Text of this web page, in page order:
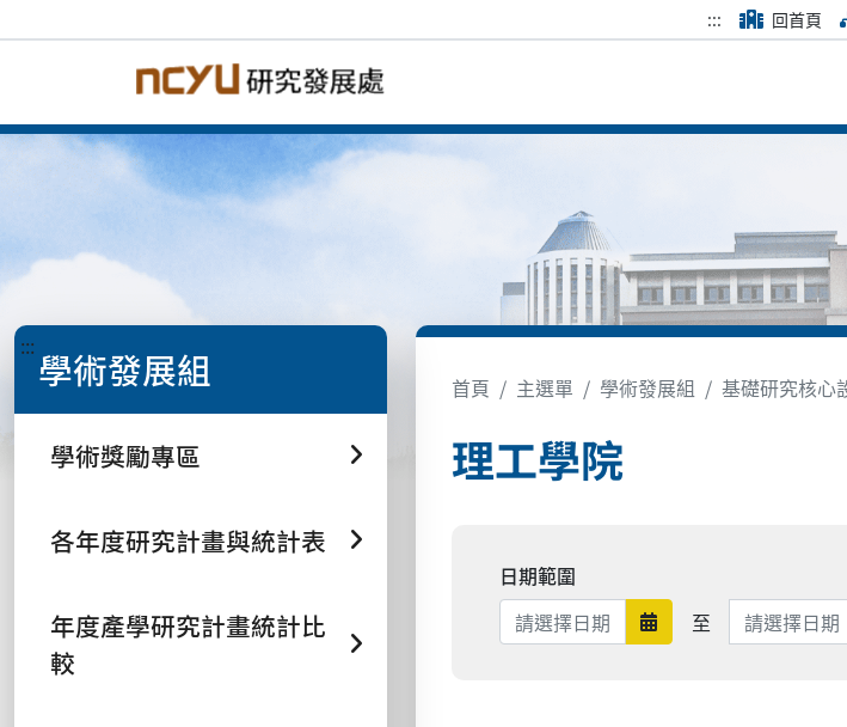
::: 回首頁
::: 學術發展組
學術獎勵專區
各年度研究計畫與統計表
年度產學研究計畫統計比
較
首頁 主選單 學術發展組 基礎研究核心
理工學院
日期範圍
日期範圍開始
至 日期範圍結束